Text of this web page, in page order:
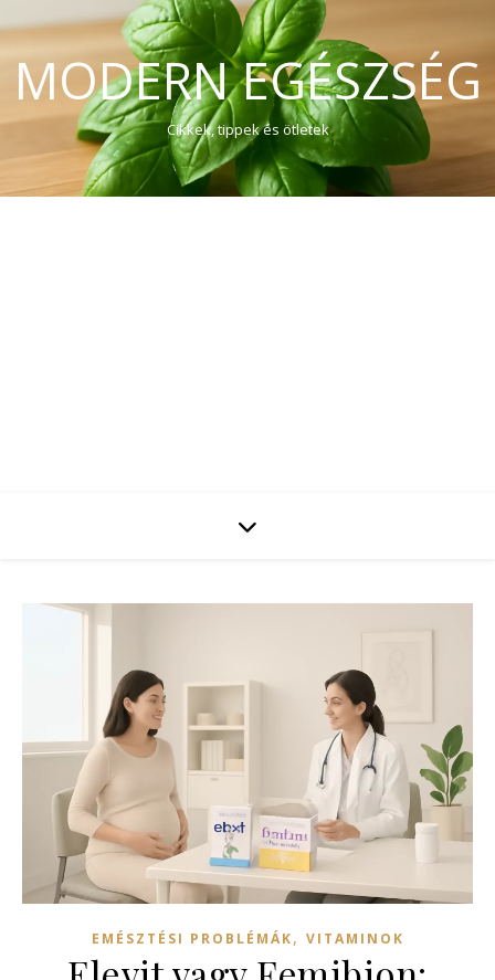
MODERN EGÉSZSÉG
Cikkek, tippek és ötletek
EMÉSZTÉSI PROBLÉMÁK, VITAMINOK